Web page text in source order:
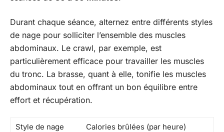
Durant chaque séance, alternez entre différents styles
de nage pour solliciter l’ensemble des muscles
abdominaux. Le crawl, par exemple, est
particulièrement efficace pour travailler les muscles
du tronc. La brasse, quant à elle, tonifie les muscles
abdominaux tout en offrant un bon équilibre entre
effort et récupération.
Style de nage
Calories brûlées (par heure)